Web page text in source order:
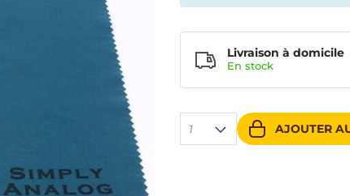
1 AJOUTER
Livraison à domicile
En stock